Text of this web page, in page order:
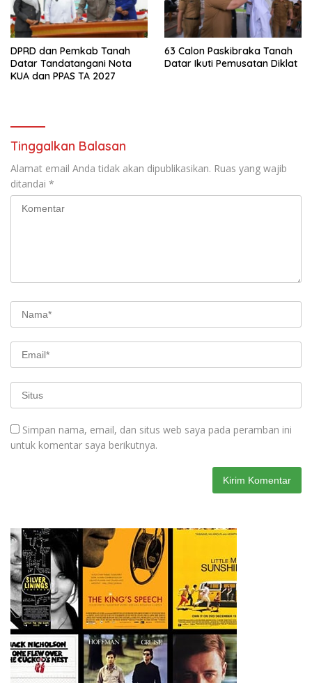
DPRD dan Pemkab Tanah
Datar Tandatangani Nota
KUA dan PPAS TA 2027
63 Calon Paskibraka Tanah
Datar Ikuti Pemusatan Diklat
Tinggalkan Balasan
Alamat email Anda tidak akan dipublikasikan. Ruas yang wajib
ditandai *
Simpan nama, email, dan situs web saya pada peramban ini
untuk komentar saya berikutnya.